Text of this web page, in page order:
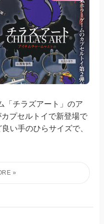
「チラズアート」のア
プセルトイで新登場で
い手のひらサイズで、